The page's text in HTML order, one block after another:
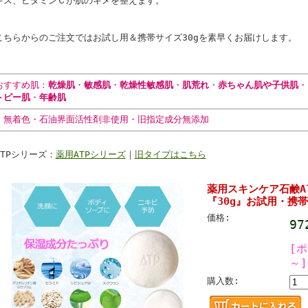
ちらからのご注文ではお試し用＆携帯サイズ30gを素早くお届けします。
すすめ肌： 乾燥肌・ 敏感肌・ 乾燥性敏感肌・ 肌荒れ・ 赤ちゃん肌や子供肌・
ピー肌・ 年齢肌
無着色・石油界面活性剤非使用・旧指定成分無添加
シリーズ： 薬用ATPシリーズ｜ 旧タイプはこちら
薬用スキンケア石鹸
『30g』お試用・携
価格:
[
～]
購入数: